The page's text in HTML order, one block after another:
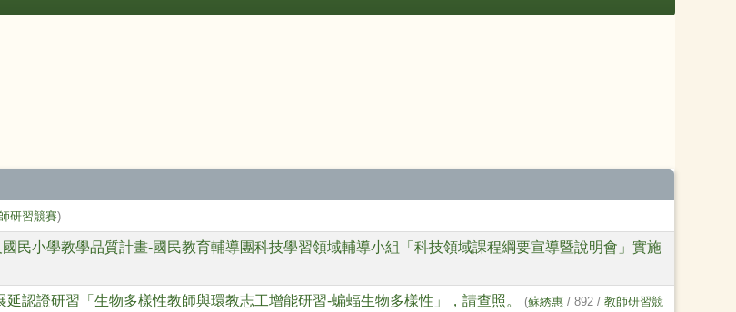
研習競賽)
民小學教學品質計畫-國民教育輔導團科技學習領域輔導小組「科技領域課程綱要宣導暨說明會」實施
認證研習「生物多樣性教師與環教志工增能研習-蝙蝠生物多樣性」，請查照。 (蘇綉惠 / 892 /教師研習競